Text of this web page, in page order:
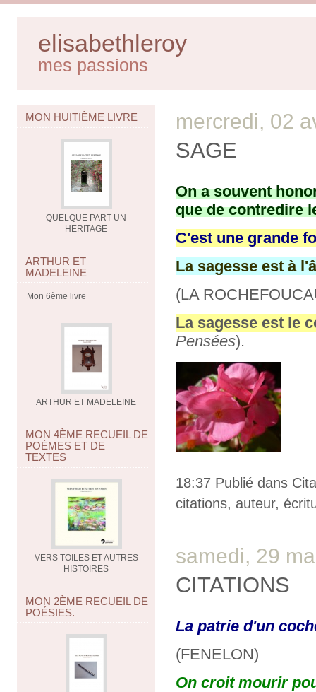
elisabethleroy
mes passions
MON HUITIÈME LIVRE
QUELQUE PART UN
HERITAGE
ARTHUR ET
MADELEINE
Mon 6ème livre
ARTHUR ET MADELEINE
MON 4ÈME RECUEIL DE
POÈMES ET DE
TEXTES
VERS TOILES ET AUTRES
HISTOIRES
MON 2ÈME RECUEIL DE
POÉSIES.
mercredi, 02
SAGE
On a souvent
que de contredire
C'est une grande
La sagesse est à
(LA
La sagesse est le
Pensées).
18:37 Publié dans
citations, auteur,
samedi, 29
CITATIONS
La patrie d'un
(FENELON)
On croit mourir